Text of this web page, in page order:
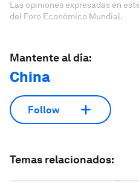
Las opiniones expresadas en
del Foro Económico Mundial.
Mantente al día:
China
Follow
Temas relacionados: